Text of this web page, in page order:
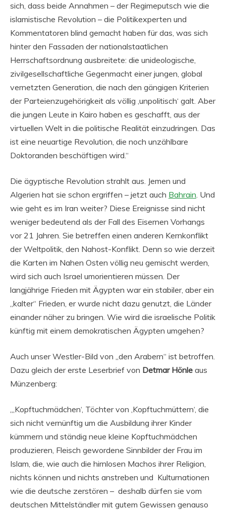
sich, dass beide Annahmen – der Regimeputsch wie die
islamistische Revolution – die Politikexperten und
Kommentatoren blind gemacht haben für das, was sich
hinter den Fassaden der nationalstaatlichen
Herrschaftsordnung ausbreitete: die unideologische,
zivilgesellschaftliche Gegenmacht einer jungen, global
vernetzten Generation, die nach den gängigen Kriterien
der Parteienzugehörigkeit als völlig ‚unpolitisch‘ galt. Aber
die jungen Leute in Kairo haben es geschafft, aus der
virtuellen Welt in die politische Realität einzudringen. Das
ist eine neuartige Revolution, die noch unzählbare
Doktoranden beschäftigen wird.“
Die ägyptische Revolution strahlt aus. Jemen und
Algerien hat sie schon ergriffen – jetzt auch Bahrain. Und
wie geht es im Iran weiter? Diese Ereignisse sind nicht
weniger bedeutend als der Fall des Eisernen Vorhangs
vor 21 Jahren. Sie betreffen einen anderen Kernkonflikt
der Weltpolitik, den Nahost-Konflikt. Denn so wie derzeit
die Karten im Nahen Osten völlig neu gemischt werden,
wird sich auch Israel umorientieren müssen. Der
langjährige Frieden mit Ägypten war ein stabiler, aber ein
„kalter“ Frieden, er wurde nicht dazu genutzt, die Länder
einander näher zu bringen. Wie wird die israelische Politik
künftig mit einem demokratischen Ägypten umgehen?
Auch unser Westler-Bild von „den Arabern“ ist betroffen.
Dazu gleich der erste Leserbrief von Detmar Hönle aus
Münzenberg:
„‚Kopftuchmädchen‘, Töchter von ‚Kopftuchmüttern‘, die
sich nicht vernünftig um die Ausbildung ihrer Kinder
kümmern und ständig neue kleine Kopftuchmädchen
produzieren, Fleisch gewordene Sinnbilder der Frau im
Islam, die, wie auch die hirnlosen Machos ihrer Religion,
nichts können und nichts anstreben und Kulturnationen
wie die deutsche zerstören – deshalb dürfen sie vom
deutschen Mittelständler mit gutem Gewissen genauso